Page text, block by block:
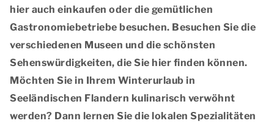
hier auch einkaufen oder die gemütlichen
Gastronomiebetriebe besuchen. Besuchen Sie die
verschiedenen Museen und die schönsten
Sehenswürdigkeiten, die Sie hier finden können.
Möchten Sie in Ihrem Winterurlaub in
Seeländischen Flandern kulinarisch verwöhnt
werden? Dann lernen Sie die lokalen Spezialitäten